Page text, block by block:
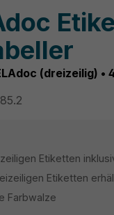
(dreizeilig) •
Etiketten
Etiketten
Farbwalze